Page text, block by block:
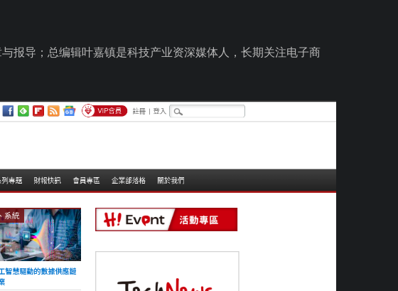
报导；总编辑叶嘉镇是科技产业资深媒体人，长期关注电子商